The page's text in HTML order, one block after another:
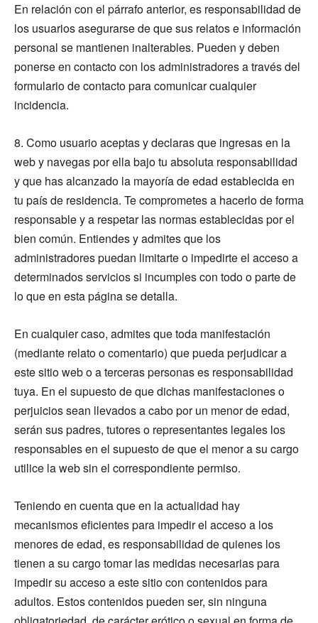
En relación con el párrafo anterior, es responsabilidad de
los usuarios asegurarse de que sus relatos e información
personal se mantienen inalterables. Pueden y deben
ponerse en contacto con los administradores a través del
formulario de contacto para comunicar cualquier
incidencia.
8. Como usuario aceptas y declaras que ingresas en la
web y navegas por ella bajo tu absoluta responsabilidad
y que has alcanzado la mayoría de edad establecida en
tu país de residencia. Te comprometes a hacerlo de forma
responsable y a respetar las normas establecidas por el
bien común. Entiendes y admites que los
administradores puedan limitarte o impedirte el acceso a
determinados servicios si incumples con todo o parte de
lo que en esta página se detalla.
En cualquier caso, admites que toda manifestación
(mediante relato o comentario) que pueda perjudicar a
este sitio web o a terceras personas es responsabilidad
tuya. En el supuesto de que dichas manifestaciones o
perjuicios sean llevados a cabo por un menor de edad,
serán sus padres, tutores o representantes legales los
responsables en el supuesto de que el menor a su cargo
utilice la web sin el correspondiente permiso.
Teniendo en cuenta que en la actualidad hay
mecanismos eficientes para impedir el acceso a los
menores de edad, es responsabilidad de quienes los
tienen a su cargo tomar las medidas necesarias para
impedir su acceso a este sitio con contenidos para
adultos. Estos contenidos pueden ser, sin ninguna